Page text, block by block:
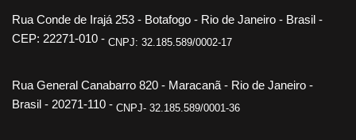
Rua Conde de Irajá 253 - Botafogo - Rio de Janeiro - Brasil -
CEP: 22271-010 - CNPJ: 32.185.589/0002-17
Rua General Canabarro 820 - Maracanã - Rio de Janeiro -
Brasil - 20271-110 - CNPJ- 32.185.589/0001-36